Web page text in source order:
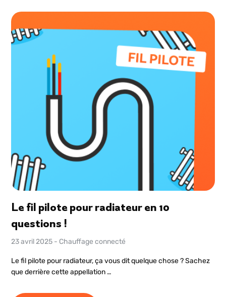
Le fil pilote pour radiateur en 10
questions !
23 avril 2025 - Chauffage connecté
Le fil pilote pour radiateur, ça vous dit quelque chose ? Sachez
que derrière cette appellation …